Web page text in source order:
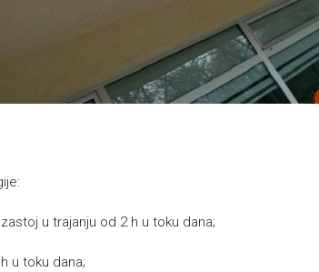
u trajanju od 2 h u toku dana;
u toku dana;